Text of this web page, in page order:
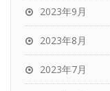
2023年9月
2023年8月
2023年7月